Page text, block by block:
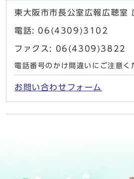
東大阪市市長公室広報広聴室
電話: 06(4309)3102
ファクス: 06(4309)3822
電話番号のかけ間違いにご注意く
お問い合わせフォーム